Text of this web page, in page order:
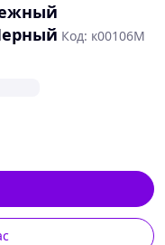
Код: к00106M